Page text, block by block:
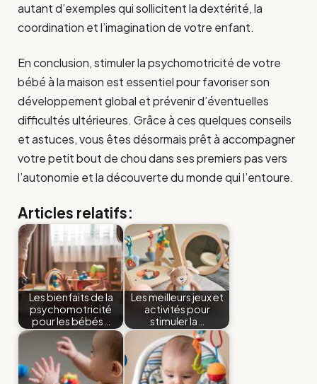
autant d’exemples qui sollicitent la dextérité, la
coordination et l’imagination de votre enfant.
En conclusion, stimuler la psychomotricité de votre
bébé à la maison est essentiel pour favoriser son
développement global et prévenir d’éventuelles
difficultés ultérieures. Grâce à ces quelques conseils
et astuces, vous êtes désormais prêt à accompagner
votre petit bout de chou dans ses premiers pas vers
l’autonomie et la découverte du monde qui l’entoure.
Articles relatifs:
Les bienfaits de la
psychomotricité
pour les bébés…
Les meilleurs jeux et
activités pour
stimuler la…